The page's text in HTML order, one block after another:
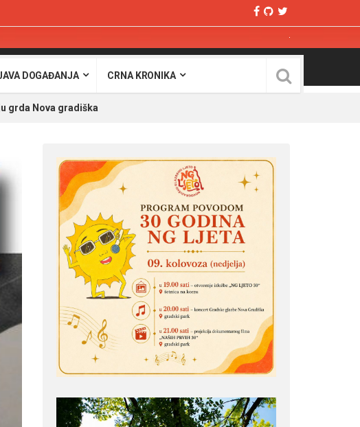
DOGAĐANJA CRNA KRONIKA
grda Nova gradiška